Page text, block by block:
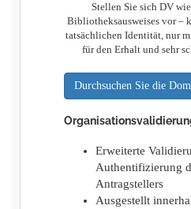
Stellen Sie sich DV
Bibliotheksausweises vor –
tatsächlichen Identität, nur
für den Erhalt und sehr
Durchsuchen Sie die
Erweiterte
Authentifizierung
Antragstellers
Ausgestellt